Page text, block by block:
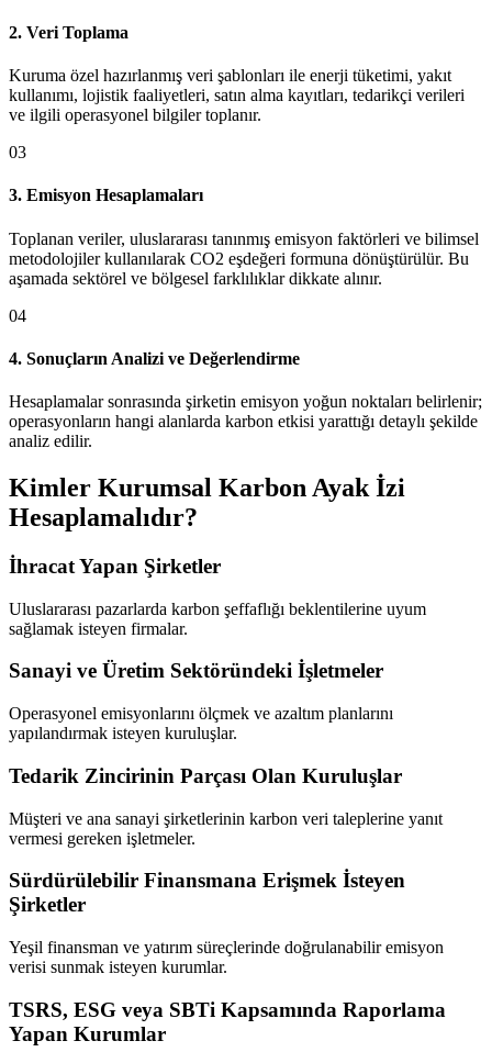
2. Veri Toplama
Kuruma özel hazırlanmış veri şablonları ile enerji tüketimi, yakıt
kullanımı, lojistik faaliyetleri, satın alma kayıtları, tedarikçi verileri
ve ilgili operasyonel bilgiler toplanır.
03
3. Emisyon Hesaplamaları
Toplanan veriler, uluslararası tanınmış emisyon faktörleri ve bilimsel
metodolojiler kullanılarak CO2 eşdeğeri formuna dönüştürülür. Bu
aşamada sektörel ve bölgesel farklılıklar dikkate alınır.
04
4. Sonuçların Analizi ve Değerlendirme
Hesaplamalar sonrasında şirketin emisyon yoğun noktaları belirlenir;
operasyonların hangi alanlarda karbon etkisi yarattığı detaylı şekilde
analiz edilir.
Kimler Kurumsal Karbon Ayak İzi
Hesaplamalıdır?
İhracat Yapan Şirketler
Uluslararası pazarlarda karbon şeffaflığı beklentilerine uyum
sağlamak isteyen firmalar.
Sanayi ve Üretim Sektöründeki İşletmeler
Operasyonel emisyonlarını ölçmek ve azaltım planlarını
yapılandırmak isteyen kuruluşlar.
Tedarik Zincirinin Parçası Olan Kuruluşlar
Müşteri ve ana sanayi şirketlerinin karbon veri taleplerine yanıt
vermesi gereken işletmeler.
Sürdürülebilir Finansmana Erişmek İsteyen
Şirketler
Yeşil finansman ve yatırım süreçlerinde doğrulanabilir emisyon
verisi sunmak isteyen kurumlar.
TSRS, ESG veya SBTi Kapsamında Raporlama
Yapan Kurumlar